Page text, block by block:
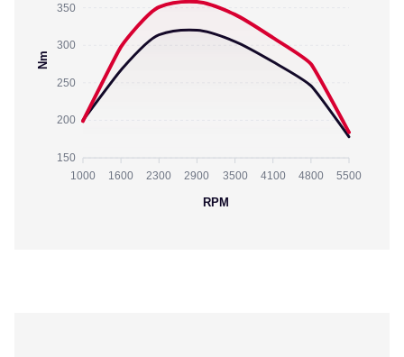
350
300
250
200
150
Nm
1000 1600 2300 2900 3500 4100 4800 5500
RPM